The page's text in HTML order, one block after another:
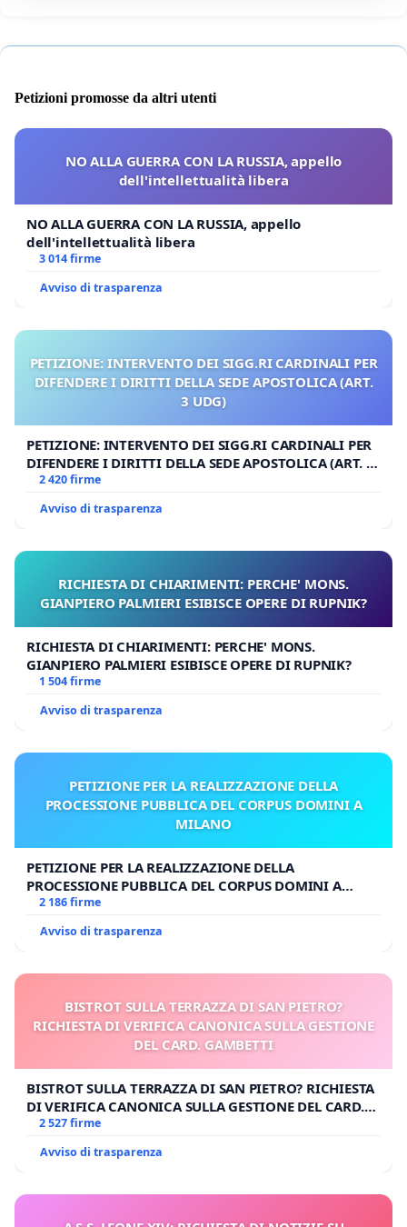
Petizioni promosse da altri utenti
NO ALLA GUERRA CON LA RUSSIA, appello
dell'intellettualità libera
NO ALLA GUERRA CON LA RUSSIA, appello
dell'intellettualità libera
3 014 firme
Avviso di trasparenza
PETIZIONE: INTERVENTO DEI SIGG.RI CARDINALI PER
DIFENDERE I DIRITTI DELLA SEDE APOSTOLICA (ART.
3 UDG)
PETIZIONE: INTERVENTO DEI SIGG.RI CARDINALI PER
DIFENDERE I DIRITTI DELLA SEDE APOSTOLICA (ART. 3
UDG)
2 420 firme
Avviso di trasparenza
RICHIESTA DI CHIARIMENTI: PERCHE' MONS.
GIANPIERO PALMIERI ESIBISCE OPERE DI RUPNIK?
RICHIESTA DI CHIARIMENTI: PERCHE' MONS.
GIANPIERO PALMIERI ESIBISCE OPERE DI RUPNIK?
1 504 firme
Avviso di trasparenza
PETIZIONE PER LA REALIZZAZIONE DELLA
PROCESSIONE PUBBLICA DEL CORPUS DOMINI A
MILANO
PETIZIONE PER LA REALIZZAZIONE DELLA
PROCESSIONE PUBBLICA DEL CORPUS DOMINI A
MILANO
2 186 firme
Avviso di trasparenza
BISTROT SULLA TERRAZZA DI SAN PIETRO?
RICHIESTA DI VERIFICA CANONICA SULLA GESTIONE
DEL CARD. GAMBETTI
BISTROT SULLA TERRAZZA DI SAN PIETRO? RICHIESTA
DI VERIFICA CANONICA SULLA GESTIONE DEL CARD.
GAMBETTI
2 527 firme
Avviso di trasparenza